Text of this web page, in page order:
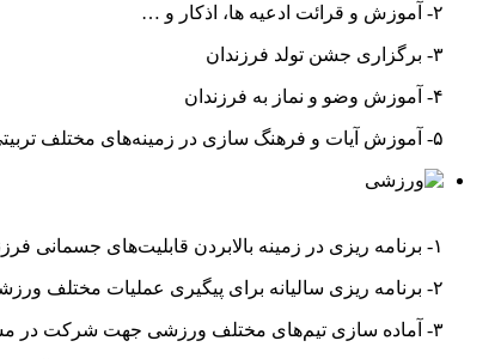
۲- آموزش و قرائت ادعیه ها، اذکار و …
۳- برگزاری جشن تولد فرزندان
۴- آموزش وضو و نماز به فرزندان
۵- آموزش آیات و فرهنگ سازی در زمینه‌های مختلف تربیتی
۱- برنامه ریزی در زمینه بالابردن قابلیت‌های جسمانی فرزندان به منظور حفظ شادابی و نشاط آنان
۲- برنامه ریزی سالیانه برای پیگیری عملیات مختلف ورزشی
۳- آماده سازی تیم‌های مختلف ورزشی جهت شرکت در مسابقات